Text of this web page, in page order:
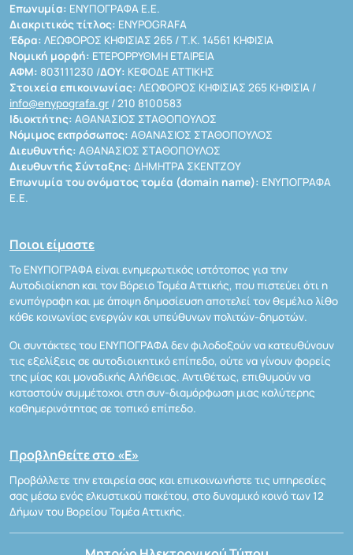
Επωνυμία: ΕΝΥΠΟΓΡΑΦΑ Ε.Ε.
Διακριτικός τίτλος: ENYPOGRAFA
Έδρα: ΛΕΩΦΟΡΟΣ ΚΗΦΙΣΙΑΣ 265 / Τ.Κ. 14561 ΚΗΦΙΣΙΑ
Νομική μορφή: ΕΤΕΡΟΡΡΥΘΜΗ ΕΤΑΙΡΕΙΑ
ΑΦΜ: 803111230 /ΔΟΥ: ΚΕΦΟΔΕ ΑΤΤΙΚΗΣ
Στοιχεία επικοινωνίας: ΛΕΩΦΟΡΟΣ ΚΗΦΙΣΙΑΣ 265 ΚΗΦΙΣΙΑ /
info@enypografa.gr / 210 8100583
Ιδιοκτήτης: ΑΘΑΝΑΣΙΟΣ ΣΤΑΘΟΠΟΥΛΟΣ
Νόμιμος εκπρόσωπος: ΑΘΑΝΑΣΙΟΣ ΣΤΑΘΟΠΟΥΛΟΣ
Διευθυντής: ΑΘΑΝΑΣΙΟΣ ΣΤΑΘΟΠΟΥΛΟΣ
Διευθυντής Σύνταξης: ΔΗΜΗΤΡΑ ΣΚΕΝΤΖΟΥ
Επωνυμία του ονόματος τομέα (domain name): ΕΝΥΠΟΓΡΑΦΑ
Ε.Ε.
Ποιοι είμαστε
Το ΕΝΥΠΟΓΡΑΦΑ είναι ενημερωτικός ιστότοπος για την
Αυτοδιοίκηση και τον Βόρειο Τομέα Αττικής, που πιστεύει ότι η
ενυπόγραφη και με άποψη δημοσίευση αποτελεί τον θεμέλιο λίθο
κάθε κοινωνίας ενεργών και υπεύθυνων πολιτών-δημοτών.
Οι συντάκτες του ΕΝΥΠΟΓΡΑΦΑ δεν φιλοδοξούν να κατευθύνουν
τις εξελίξεις σε αυτοδιοικητικό επίπεδο, ούτε να γίνουν φορείς
της μίας και μοναδικής Αλήθειας. Αντιθέτως, επιθυμούν να
καταστούν συμμέτοχοι στη συν-διαμόρφωση μιας καλύτερης
καθημερινότητας σε τοπικό επίπεδο.
Προβληθείτε στο «Ε»
Προβάλλετε την εταιρεία σας και επικοινωνήστε τις υπηρεσίες
σας μέσω ενός ελκυστικού πακέτου, στο δυναμικό κοινό των 12
Δήμων του Βορείου Τομέα Αττικής.